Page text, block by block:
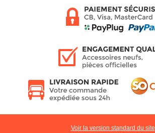
Voir la version standard du site